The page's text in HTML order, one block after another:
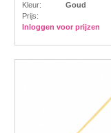
Kleur:
Goud
Prijs:
Inloggen voor prijzen